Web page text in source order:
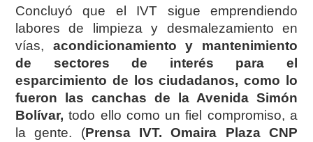
Concluyó que el IVT sigue emprendiendo
labores de limpieza y desmalezamiento en
vías, acondicionamiento y mantenimiento
de sectores de interés para el
esparcimiento de los ciudadanos, como lo
fueron las canchas de la Avenida Simón
Bolívar, todo ello como un fiel compromiso, a
la gente. (Prensa IVT. Omaira Plaza CNP